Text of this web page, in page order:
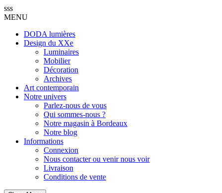
sss
MENU
DODA lumières
Design du XXe
Luminaires
Mobilier
Décoration
Archives
Art contemporain
Notre univers
Parlez-nous de vous
Qui sommes-nous ?
Notre magasin à Bordeaux
Notre blog
Informations
Connexion
Nous contacter ou venir nous voir
Livraison
Conditions de vente